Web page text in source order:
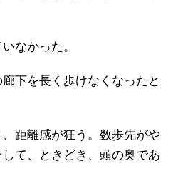
なかった。
下を長く歩けなくなったと
距離感が狂う。数歩先がや
て、ときどき、頭の奥であ